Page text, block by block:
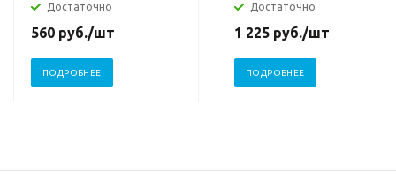
Достаточно
560 руб./шт
ПОДРОБНЕЕ
Достаточно
1 225 руб./шт
ПОДРОБНЕЕ